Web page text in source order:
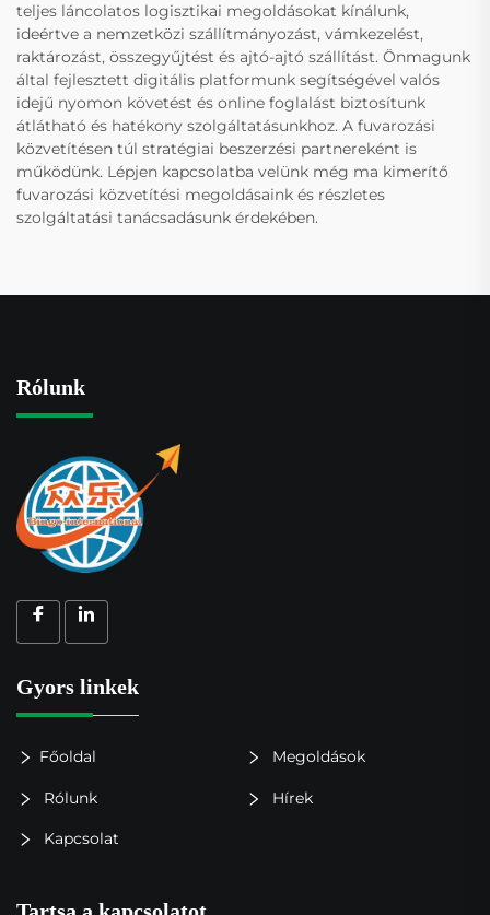
teljes láncolatos logisztikai megoldásokat kínálunk,
ideértve a nemzetközi szállítmányozást, vámkezelést,
raktározást, összegyűjtést és ajtó-ajtó szállítást. Önmagunk
által fejlesztett digitális platformunk segítségével valós
idejű nyomon követést és online foglalást biztosítunk
átlátható és hatékony szolgáltatásunkhoz. A fuvarozási
közvetítésen túl stratégiai beszerzési partnereként is
működünk. Lépjen kapcsolatba velünk még ma kimerítő
fuvarozási közvetítési megoldásaink és részletes
szolgáltatási tanácsadásunk érdekében.
Rólunk
Gyors linkek
Főoldal Megoldások
Rólunk Hírek
Kapcsolat